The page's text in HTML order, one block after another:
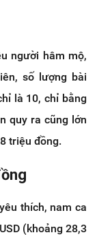
người hâm mộ,
số lượng bài
là 10, chỉ bằng
quy ra cũng lớn
triệu đồng.
thích, nam ca
(khoảng 28,3